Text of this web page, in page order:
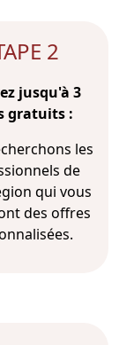
2
jusqu'à 3
gratuits :
les
de
qui vous
des offres